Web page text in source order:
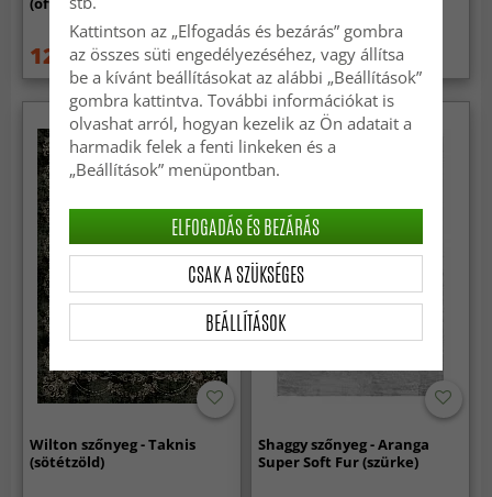
12 959 Ft 18 289 Ft 14 959 Ft 19 949 Ft
Wilton szőnyeg - Taknis
(sötétzöld)
Shaggy szőnyeg - Aranga
Super Soft Fur (szürke)
Kattintson az „Elfogadás és bezárás” gombra
az összes süti engedélyezéséhez, vagy állítsa
be a kívánt beállításokat az alábbi „Beállítások”
gombra kattintva. További információkat is
olvashat arról, hogyan kezelik az Ön adatait a
harmadik felek a fenti linkeken és a
„Beállítások” menüpontban.
BEÁLLÍTÁSOK
CSAK A SZÜKSÉGES
ELFOGADÁS ÉS BEZÁRÁS